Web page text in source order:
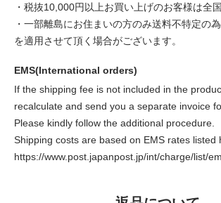
・税抜10,000円以上お買い上げのお客様は全
・一部離島にお住まいの方のみ送料不特定の
を適用させて頂く場合がございます。
EMS(International orders)
If the shipping fee is not included in the
recalculate and send you a separate invoice
Please kindly follow the additional procedure.
Shipping costs are based on EMS rates listed
https://www.post.japanpost.jp/int/charge/list/